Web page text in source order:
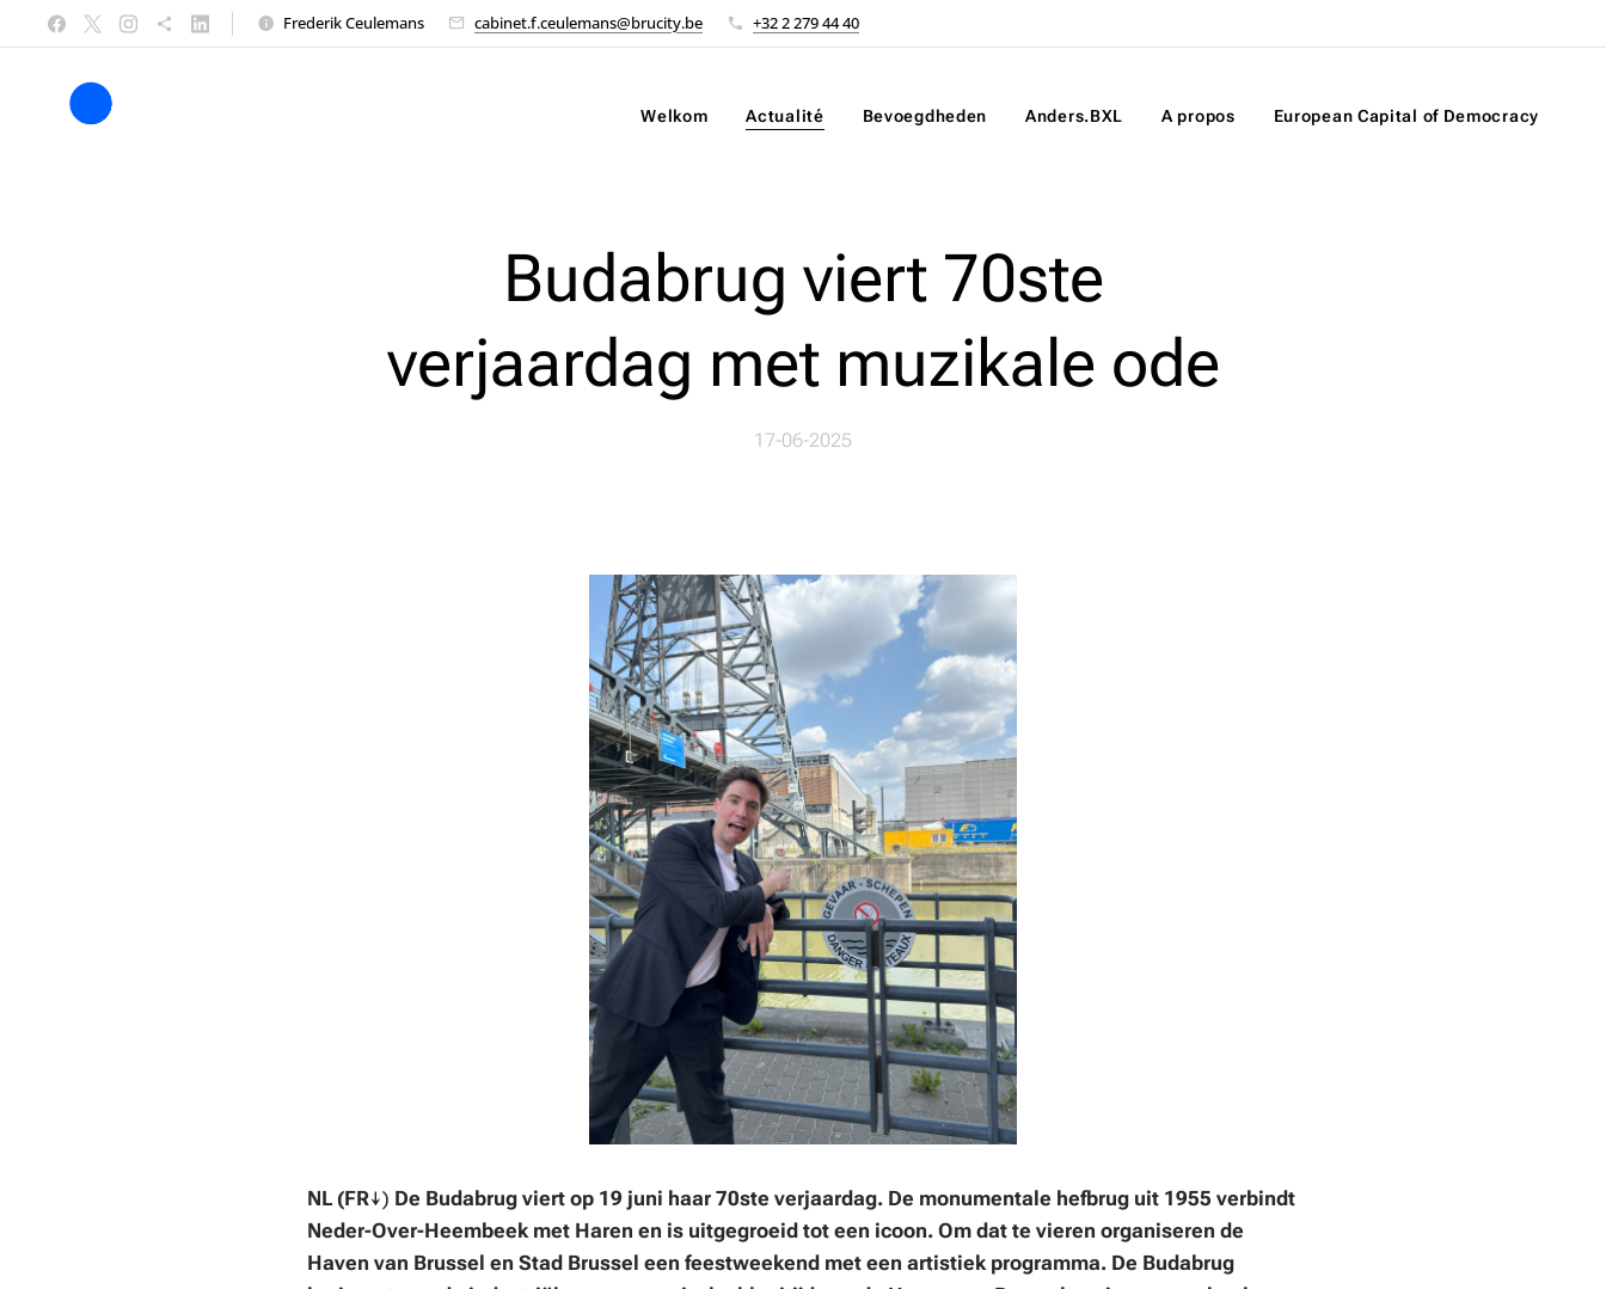
Frederik Ceulemans cabinet.f.ceulemans@brucity.be +32 2 279 44 40
Welkom Actualité Bevoegdheden Anders.BXL A propos European Capital of Democracy
Budabrug viert 70ste
verjaardag met muzikale ode
17-06-2025
NL (FR↓) De Budabrug viert op 19 juni haar 70ste verjaardag. De monumentale hefbrug uit 1955 verbindt
Neder-Over-Heembeek met Haren en is uitgegroeid tot een icoon. Om dat te vieren organiseren de
Haven van Brussel en Stad Brussel een feestweekend met een artistiek programma. De Budabrug